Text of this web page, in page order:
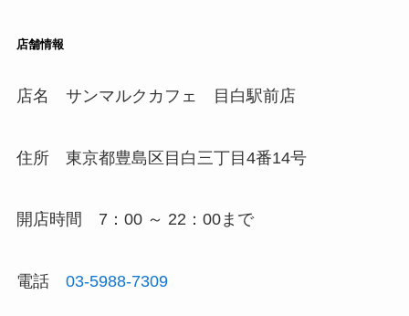
店舗情報
店名 サンマルクカフェ 目白駅前店
住所 東京都豊島区目白三丁目4番14号
開店時間 7：00 ～ 22：00まで
電話 03-5988-7309